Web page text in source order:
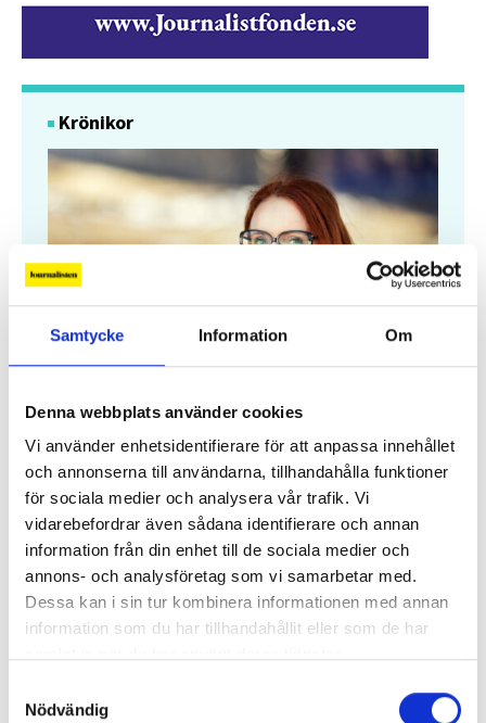
Samtycke Information Om
Denna webbplats använder cookies
Vi använder enhetsidentifierare för att anpassa innehållet
och annonserna till användarna, tillhandahålla funktioner
för sociala medier och analysera vår trafik. Vi
vidarebefordrar även sådana identifierare och annan
information från din enhet till de sociala medier och
annons- och analysföretag som vi samarbetar med.
Dessa kan i sin tur kombinera informationen med annan
information som du har tillhandahållit eller som de har
Nödvändig
Krönikor
”Journalistens tio budord”
Malin Crona:Följer du inte de här tio
budorden? Då är det inte journalistik du gör.
Mest läst
Martin Kragh: ”Tonläget behöver tas ned”
De kan bli Årets journalist